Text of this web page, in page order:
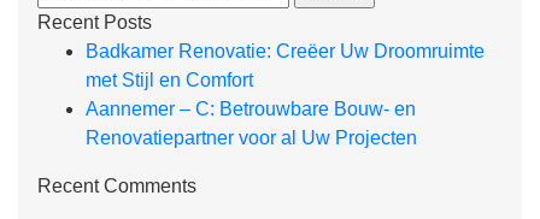
Recent Posts
Badkamer Renovatie: Creëer Uw Droomruimte
met Stijl en Comfort
Aannemer – C: Betrouwbare Bouw- en
Renovatiepartner voor al Uw Projecten
Recent Comments